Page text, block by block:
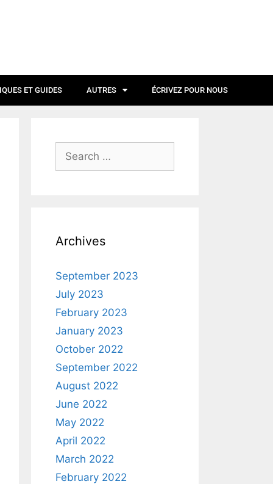
ET GUIDES AUTRES ÉCRIVEZ POUR NOUS
Archives
September 2023
July 2023
February 2023
January 2023
October 2022
September 2022
August 2022
June 2022
May 2022
April 2022
March 2022
February 2022